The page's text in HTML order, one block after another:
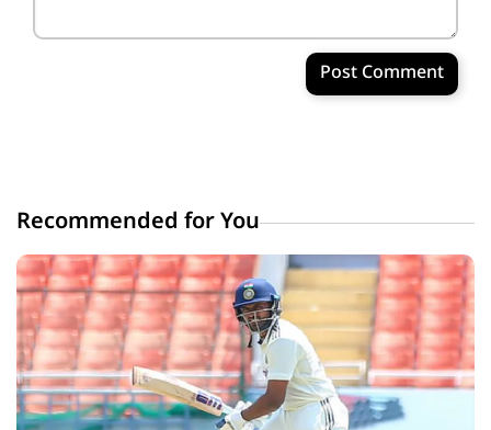
Post Comment
Recommended for You